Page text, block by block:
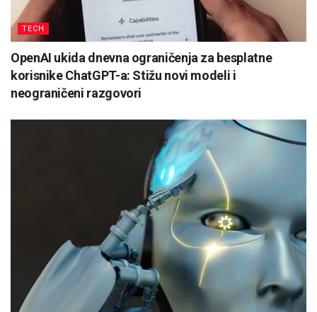
TECH
OpenAI ukida dnevna ograničenja za besplatne
korisnike ChatGPT-a: Stižu novi modeli i
neograničeni razgovori